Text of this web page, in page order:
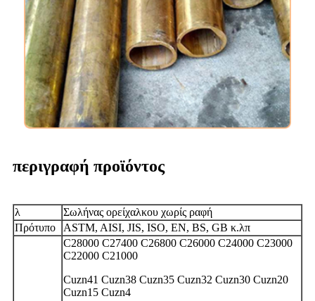
περιγραφή προϊόντος
λ
Σωλήνας ορείχαλκου χωρίς ραφή
Πρότυπο
ASTM, AISI, JIS, ISO, EN, BS, GB κ.λπ
C28000 C27400 C26800 C26000 C24000 C23000
C22000 C21000
Cuzn41 Cuzn38 Cuzn35 Cuzn32 Cuzn30 Cuzn20
Cuzn15 Cuzn4